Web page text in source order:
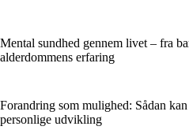
Mental sundhed gennem livet – fra
alderdommens erfaring
Forandring som mulighed: Sådan
personlige udvikling